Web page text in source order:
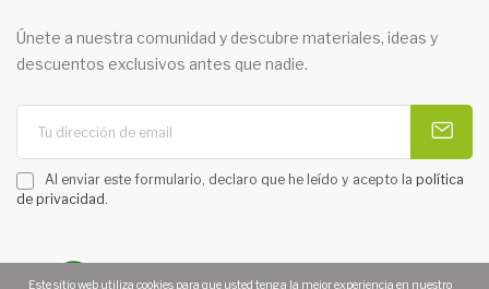
Únete a nuestra comunidad y descubre materiales, ideas y
descuentos exclusivos antes que nadie.
Al enviar este formulario, declaro que he leído y acepto la política
de privacidad .
Este sitio web utiliza cookies para que usted tenga la mejor experiencia en nuestro